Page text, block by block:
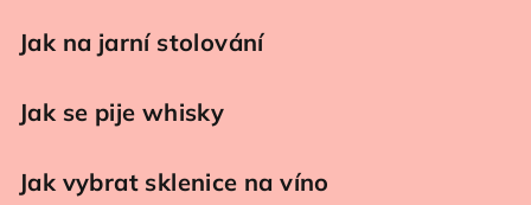
Jak na jarní stolování
Jak se pije whisky
Jak vybrat sklenice na víno